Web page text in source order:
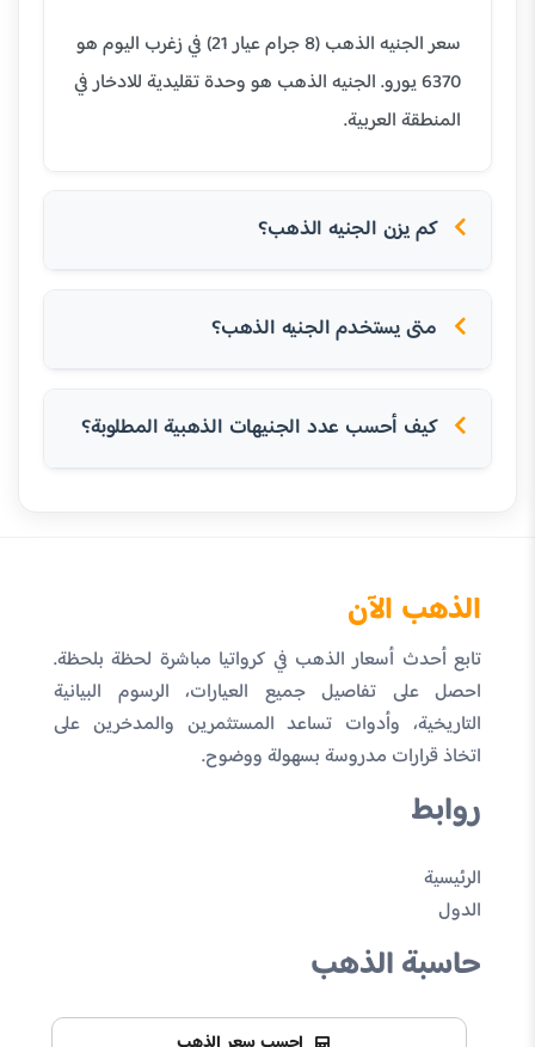
سعر الجنيه الذهب (8 جرام عيار 21) في زغرب اليوم هو
6370 يورو. الجنيه الذهب هو وحدة تقليدية للادخار في
المنطقة العربية.
كم يزن الجنيه الذهب؟
متى يستخدم الجنيه الذهب؟
كيف أحسب عدد الجنيهات الذهبية المطلوبة؟
الذهب الآن
تابع أحدث أسعار الذهب في كرواتيا مباشرة لحظة بلحظة.
احصل على تفاصيل جميع العيارات، الرسوم البيانية
التاريخية، وأدوات تساعد المستثمرين والمدخرين على
اتخاذ قرارات مدروسة بسهولة ووضوح.
روابط
الرئيسية
الدول
حاسبة الذهب